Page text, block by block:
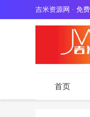
吉米资源网 · 免
首页